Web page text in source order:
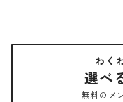
わく
選べ
無料のメ